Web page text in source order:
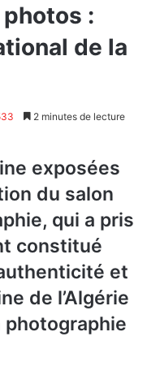
:
de la
2 minutes de lecture
exposées
du salon
qui a pris
constitué
et
de l’Algérie